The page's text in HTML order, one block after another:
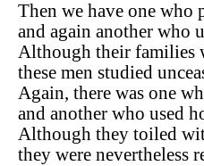
Then we have one who
and again another who
Although their families
these men studied
Again, there was one
and another who used
Although they toiled
they were nevertheless